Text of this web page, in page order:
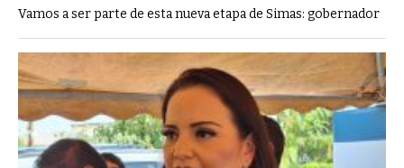
Vamos a ser parte de esta nueva etapa de Simas: gobernador